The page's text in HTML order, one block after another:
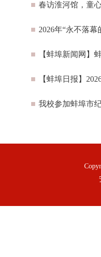
春访淮河馆，童
2026年“永不落
【蚌埠新闻网】
【蚌埠日报】
我校参加蚌埠市